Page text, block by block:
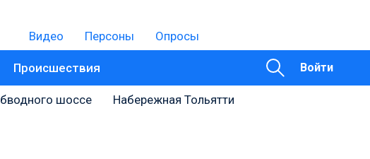
Видео Персоны Опросы
Происшествия Войти
шоссе
Набережная Тольятти